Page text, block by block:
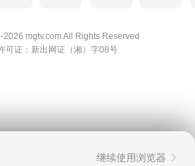
mgtv.com All Rights Reserved
可证：新出网证（湘）字08号
继续使用浏览器